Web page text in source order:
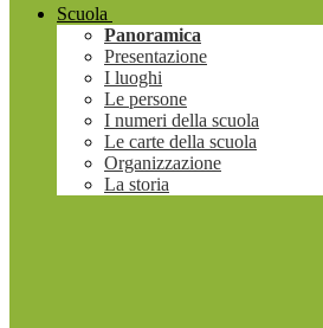
Scuola
Panoramica
Presentazione
I luoghi
Le persone
I numeri della scuola
Le carte della scuola
Organizzazione
La storia